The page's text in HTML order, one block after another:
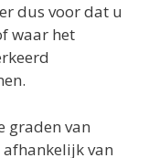
dus voor dat u
waar het
graden van
van